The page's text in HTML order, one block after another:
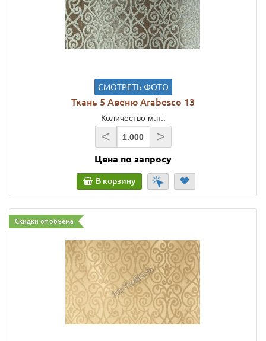
СМОТРЕТЬ ФОТО
Ткань 5 Авеню Arabesco 13
Количество м.п.:
< >
Цена по запросу
В корзину
Скидки от объема